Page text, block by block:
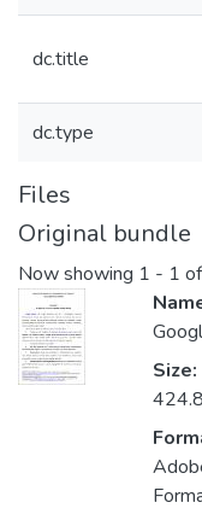
dc.title
dc.type
Files
Original bundle
Now showing 1 - 1
Size: